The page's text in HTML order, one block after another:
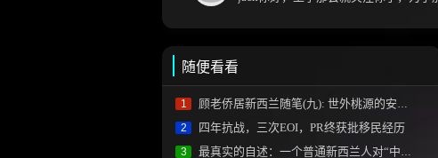
随便看看
1 顾老侨居新西兰随笔(九): 世外桃源的安乐与忧愁
2 四年抗战，三次EOI，PR终获批移民经历
3 最真实的自述：一个普通新西兰人对“中国”的印象(转载)